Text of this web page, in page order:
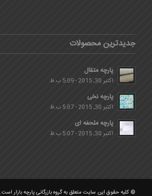
جدیدترین محصولات
پارچه متقال
اکتبر 30, 2015 - 5:09 ب.ظ
پارچه نخی
اکتبر 30, 2015 - 5:07 ب.ظ
پارچه ملحفه ای
اکتبر 30, 2015 - 5:07 ب.ظ
© کلیه حقوق این سایت متعلق به گروه بازرگانی پارچه بازار است.